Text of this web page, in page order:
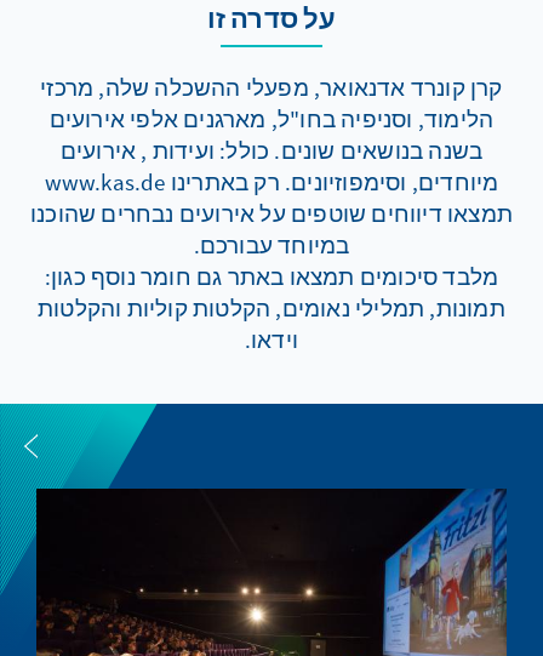
על סדרה זו
קרן קונרד אדנאואר, מפעלי ההשכלה שלה, מרכזי
הלימוד, וסניפיה בחו"ל, מארגנים אלפי אירועים
בשנה בנושאים שונים. כולל: ועידות , אירועים
מיוחדים, וסימפוזיונים. רק באתרינו www.kas.de
תמצאו דיווחים שוטפים על אירועים נבחרים שהוכנו
במיוחד עבורכם.
מלבד סיכומים תמצאו באתר גם חומר נוסף כגון:
תמונות, תמלילי נאומים, הקלטות קוליות והקלטות
וידאו.